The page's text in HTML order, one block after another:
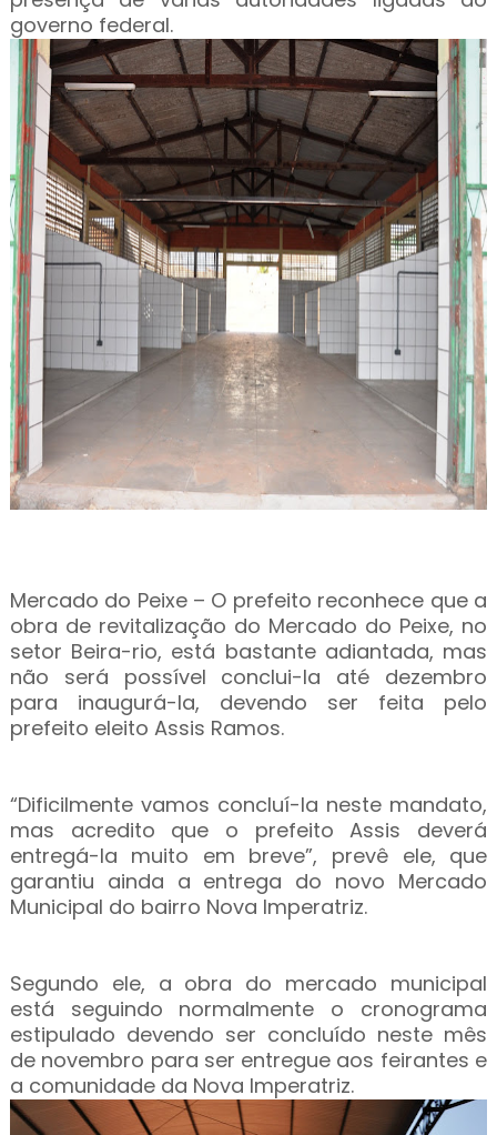
governo federal.
Mercado do Peixe – O prefeito reconhece que a
obra de revitalização do Mercado do Peixe, no
setor Beira-rio, está bastante adiantada, mas
não será possível conclui-la até dezembro
para inaugurá-la, devendo ser feita pelo
prefeito eleito Assis Ramos.
“Dificilmente vamos concluí-la neste mandato,
mas acredito que o prefeito Assis deverá
entregá-la muito em breve”, prevê ele, que
garantiu ainda a entrega do novo Mercado
Municipal do bairro Nova Imperatriz.
Segundo ele, a obra do mercado municipal
está seguindo normalmente o cronograma
estipulado devendo ser concluído neste mês
de novembro para ser entregue aos feirantes e
a comunidade da Nova Imperatriz.